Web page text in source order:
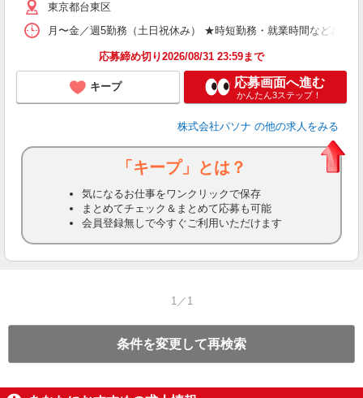
東京都台東区
月〜金／週5勤務（土日祝休み） ★時短勤務・就業時間などお迷
応募締め切り2026/08/31 23:59まで
キープ 応募画面へ進む
かんたん3ステップ！
株式会社パソナ の他の求人をみる
「キープ」とは？
気になるお仕事をワンクリックで保存
まとめてチェック＆まとめて応募も可能
会員登録無しで今すぐご利用いただけます
1／1
条件を変更して再検索